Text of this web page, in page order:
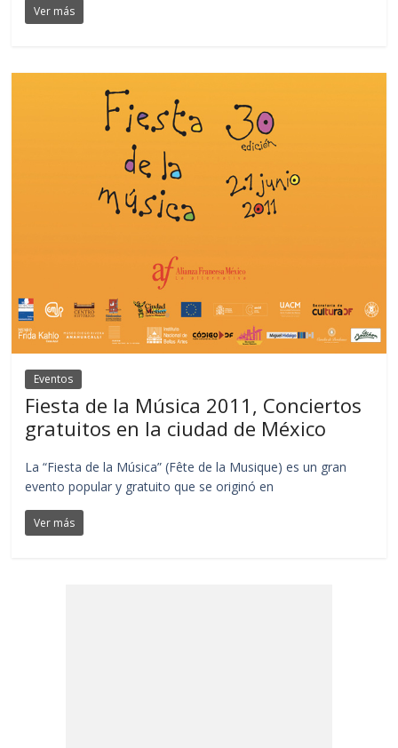
Ver más
Eventos
Fiesta de la Música 2011, Conciertos
gratuitos en la ciudad de México
La “Fiesta de la Música” (Fête de la Musique) es un gran
evento popular y gratuito que se originó en
Ver más